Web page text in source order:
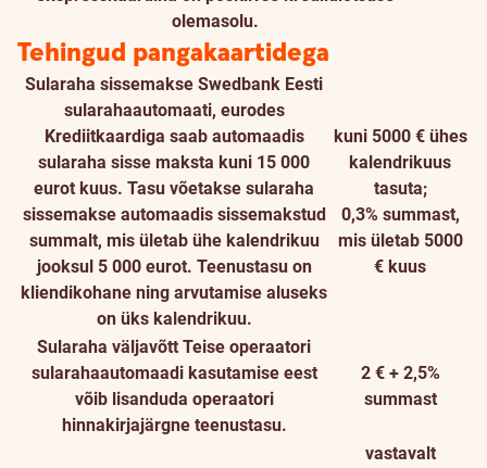
olemasolu.
Tehingud pangakaartidega
Sularaha sissemakse Swedbank Eesti
sularahaautomaati, eurodes
Krediitkaardiga saab automaadis
sularaha sisse maksta kuni 15 000
eurot kuus. Tasu võetakse sularaha
sissemakse automaadis sissemakstud
summalt, mis ületab ühe kalendrikuu
jooksul 5 000 eurot. Teenustasu on
kliendikohane ning arvutamise aluseks
on üks kalendrikuu.
kuni 5000 € ühes
kalendrikuus
tasuta;
0,3% summast,
mis ületab 5000
€ kuus
Sularaha väljavõtt Teise operaatori
sularahaautomaadi kasutamise eest
võib lisanduda operaatori
hinnakirjajärgne teenustasu.
2 € + 2,5%
summast
vastavalt